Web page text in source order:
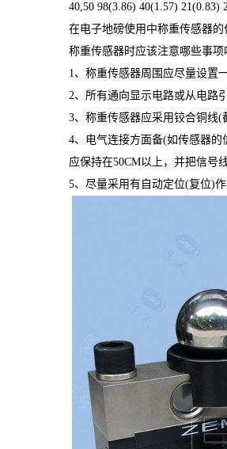
40,50 98(3.86) 40(1.57) 21(0.83)
在电子地磅使用中称重传感器
称重传感器时应该注意哪些事
1、称重传感器周围应尽量设置
2、所有通向显示电路或从电路
3、称重传感器应采用铰合铜线(
4、电气连接方面备(如传感器的
应保持在50CM以上，并把信号
5、尽量采用有自动定位(复位)